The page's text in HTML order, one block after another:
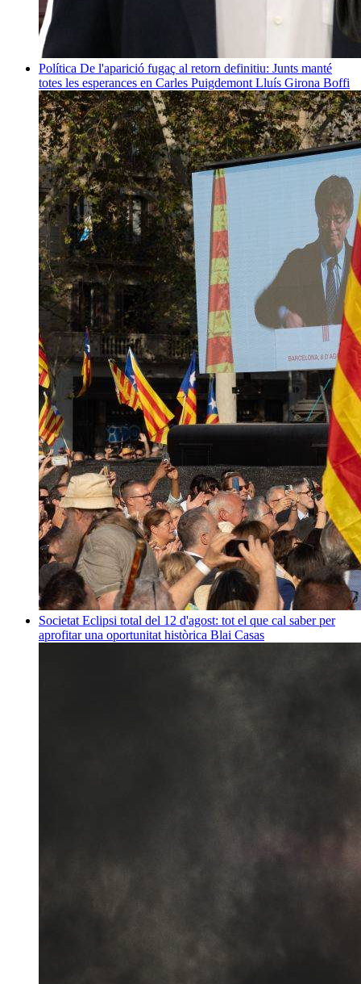
Política De l'aparició fugaç al retorn definitiu: Junts manté
totes les esperances en Carles Puigdemont Lluís Girona Boffi
Societat Eclipsi total del 12 d'agost: tot el que cal saber per
aprofitar una oportunitat històrica Blai Casas